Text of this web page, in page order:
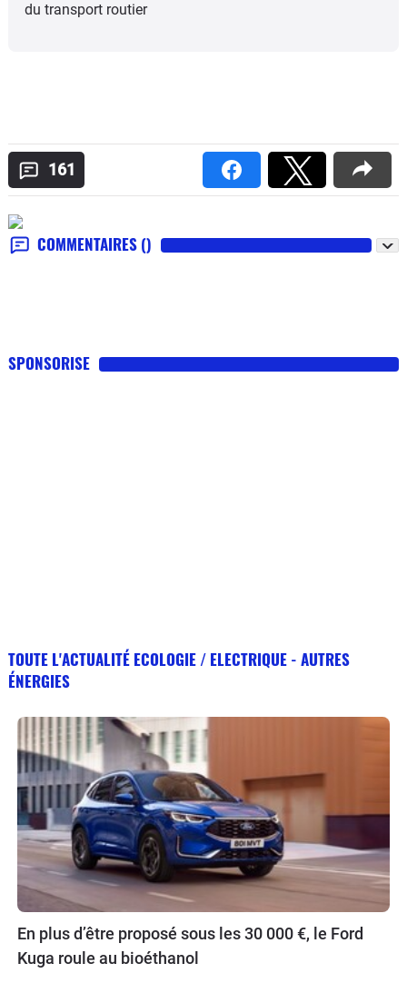
du transport routier
161
COMMENTAIRES ()
SPONSORISE
TOUTE L'ACTUALITÉ ECOLOGIE / ELECTRIQUE - AUTRES
ÉNERGIES
En plus d’être proposé sous les 30 000 €, le Ford
Kuga roule au bioéthanol